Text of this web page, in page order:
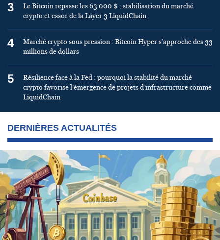
3
Le Bitcoin repasse les 63 000 $ : stabilisation du marché
crypto et essor de la Layer 3 LiquidChain
4
Marché crypto sous pression : Bitcoin Hyper s’approche des 33
millions de dollars
5
Résilience face à la Fed : pourquoi la stabilité du marché
crypto favorise l’émergence de projets d’infrastructure comme
LiquidChain
DERNIÈRES ACTUALITÉS